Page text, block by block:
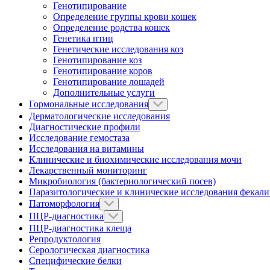
Генотипирование
Определение группы крови кошек
Определение родства кошек
Генетика птиц
Генетические исследования коз
Генотипирование коз
Генотипирование коров
Генотипирование лошадей
Дополнительные услуги
Гормональные исследования
Дерматологические исследования
Диагностические профили
Исследование гемостаза
Исследования на витамины
Клинические и биохимические исследования мочи
Лекарственный мониторинг
Микробиология (бактериологический посев)
Паразитологические и клинические исследования
Патоморфология
ПЦР-диагностика
ПЦР-диагностика клеща
Репродуктология
Серологическая диагностика
Специфические белки